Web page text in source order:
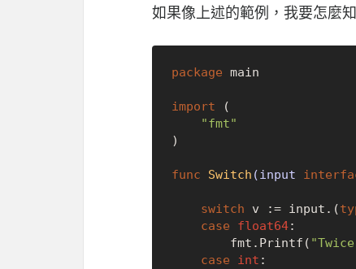
如果像上述的範例，我要怎麼
package main
import (
"fmt"
)
func Switch (input
switch v := input.(
case
float64:
		fmt.Printf(
case
int :